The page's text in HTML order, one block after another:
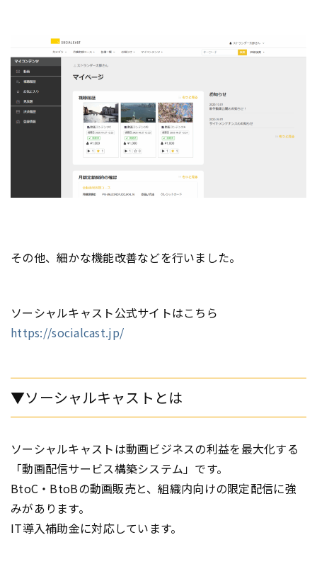
その他、細かな機能改善などを行いました。
ソーシャルキャスト公式サイトはこちら
https://socialcast.jp/
▼ソーシャルキャストとは
ソーシャルキャストは動画ビジネスの利益を最大化する
「動画配信サービス構築システム」です。
BtoC・BtoBの動画販売と、組織内向けの限定配信に強
みがあります。
IT導入補助金に対応しています。